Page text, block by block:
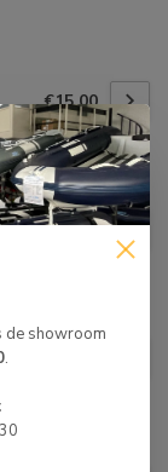
€15,00
€15,00
de showroom
.